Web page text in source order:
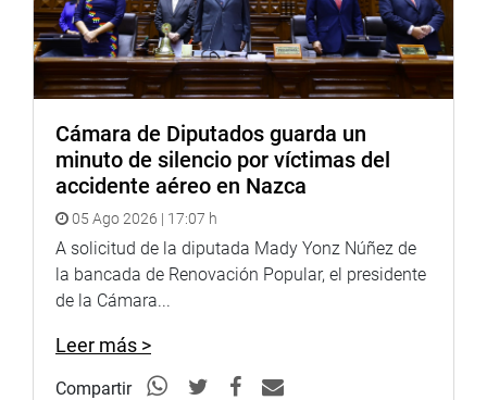
Cámara de Diputados guarda un
minuto de silencio por víctimas del
accidente aéreo en Nazca
05 Ago 2026 | 17:07 h
A solicitud de la diputada Mady Yonz Núñez de
la bancada de Renovación Popular, el presidente
de la Cámara...
Leer más >
Compartir